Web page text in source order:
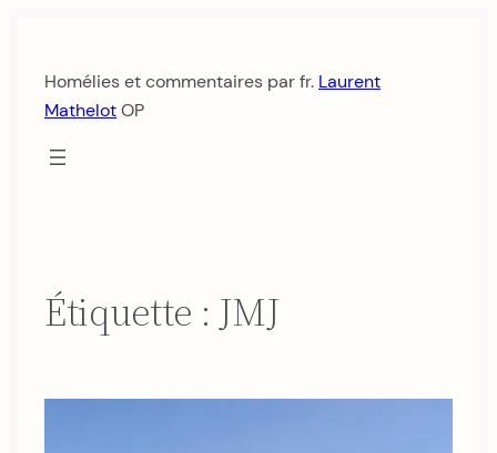
contenu
Homélies et commentaires par fr. Laurent
MathelotOP
Étiquette : JMJ